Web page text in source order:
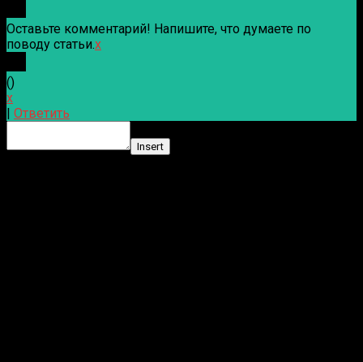
Оставьте комментарий! Напишите, что думаете по
поводу статьи.x
()
x
Ответить
Insert